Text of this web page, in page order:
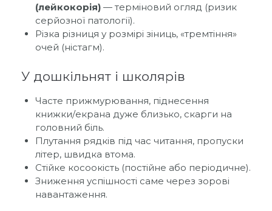
(лейкокорія)— терміновий огляд (ризик
серйозної патології).
Різка різниця у розмірі зіниць, «тремтіння»
очей (ністагм).
У дошкільнят і школярів
Часте прижмурювання, піднесення
книжки/екрана дуже близько, скарги на
головний біль.
Плутання рядків під час читання, пропуски
літер, швидка втома.
Стійке косоокість (постійне або періодичне).
Зниження успішності саме через зорові
навантаження.